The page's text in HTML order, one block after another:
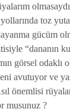
toz
gücüm
“dananın
görsel
avutuyor ve
önemlisi
musunuz ?